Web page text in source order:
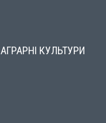
АГРАРНІ КУЛЬТУРИ